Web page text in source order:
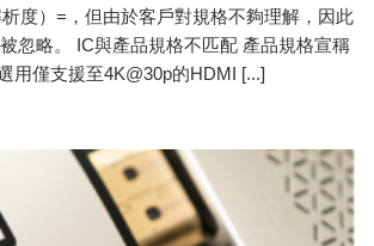
度）=，但由於客戶對規格不夠理解，因此
忽略。 IC與產品規格不匹配 產品規格宣稱
用僅支援至4K@30p的HDMI [...]